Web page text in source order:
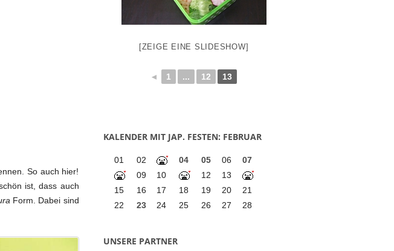
So auch hier!
ist, dass auch
Form. Dabei sind
[ZEIGE EINE SLIDESHOW]
◄ 1 ... 12 13
KALENDER MIT JAP. FESTEN: FEBRUAR
01 02 04 05 06
07
09
10 12
13
15
16 17 18 19 20
21
22
23 24 25 26 27 28
UNSERE PARTNER